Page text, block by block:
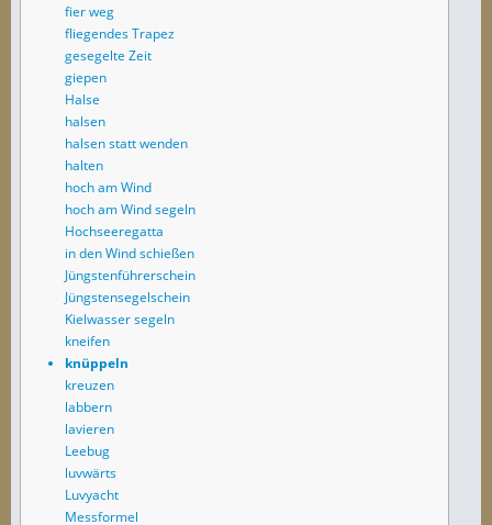
fier weg
fliegendes Trapez
gesegelte Zeit
giepen
Halse
halsen
halsen statt wenden
halten
hoch am Wind
hoch am Wind segeln
Hochseeregatta
in den Wind schießen
Jüngstenführerschein
Jüngstensegelschein
Kielwasser segeln
kneifen
knüppeln
kreuzen
labbern
lavieren
Leebug
luvwärts
Luvyacht
Messformel